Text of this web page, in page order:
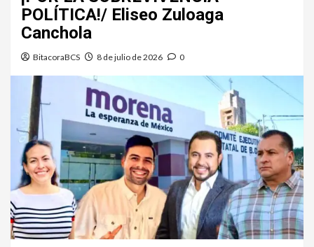
POLÍTICA!/ Eliseo Zuloaga
Canchola
BitacoraBCS 8 de julio de 2026 0